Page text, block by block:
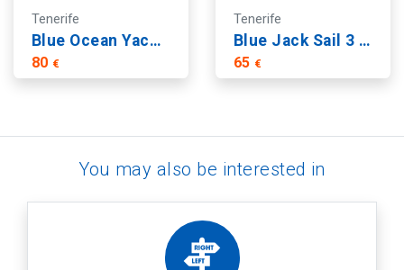
Tenerife
Blue Ocean Yacht Charter Excursion de groupe
80 €
Tenerife
Blue Jack Sail 3 Hrs Excursion Partagée
65 €
You may also be interested in